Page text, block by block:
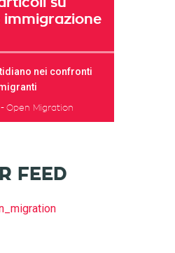
immigrazione
nei confronti
Open Migration
FEED